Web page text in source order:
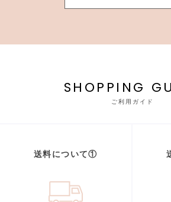
SHOPPING
ご利用ガイド
送料について①